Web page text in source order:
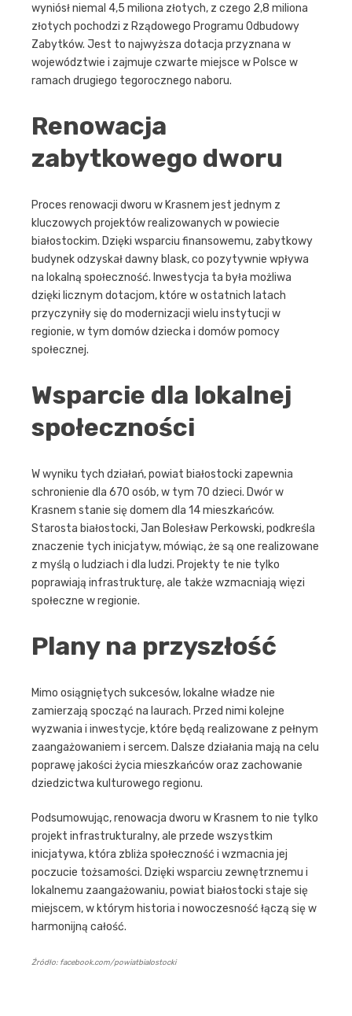
wyniósł niemal 4,5 miliona złotych, z czego 2,8 miliona
złotych pochodzi z Rządowego Programu Odbudowy
Zabytków. Jest to najwyższa dotacja przyznana w
województwie i zajmuje czwarte miejsce w Polsce w
ramach drugiego tegorocznego naboru.
Renowacja
zabytkowego dworu
Proces renowacji dworu w Krasnem jest jednym z
kluczowych projektów realizowanych w powiecie
białostockim. Dzięki wsparciu finansowemu, zabytkowy
budynek odzyskał dawny blask, co pozytywnie wpływa
na lokalną społeczność. Inwestycja ta była możliwa
dzięki licznym dotacjom, które w ostatnich latach
przyczyniły się do modernizacji wielu instytucji w
regionie, w tym domów dziecka i domów pomocy
społecznej.
Wsparcie dla lokalnej
społeczności
W wyniku tych działań, powiat białostocki zapewnia
schronienie dla 670 osób, w tym 70 dzieci. Dwór w
Krasnem stanie się domem dla 14 mieszkańców.
Starosta białostocki, Jan Bolesław Perkowski, podkreśla
znaczenie tych inicjatyw, mówiąc, że są one realizowane
z myślą o ludziach i dla ludzi. Projekty te nie tylko
poprawiają infrastrukturę, ale także wzmacniają więzi
społeczne w regionie.
Plany na przyszłość
Mimo osiągniętych sukcesów, lokalne władze nie
zamierzają spocząć na laurach. Przed nimi kolejne
wyzwania i inwestycje, które będą realizowane z pełnym
zaangażowaniem i sercem. Dalsze działania mają na celu
poprawę jakości życia mieszkańców oraz zachowanie
dziedzictwa kulturowego regionu.
Podsumowując, renowacja dworu w Krasnem to nie tylko
projekt infrastrukturalny, ale przede wszystkim
inicjatywa, która zbliża społeczność i wzmacnia jej
poczucie tożsamości. Dzięki wsparciu zewnętrznemu i
lokalnemu zaangażowaniu, powiat białostocki staje się
miejscem, w którym historia i nowoczesność łączą się w
harmonijną całość.
Źródło: facebook.com/powiatbialostocki